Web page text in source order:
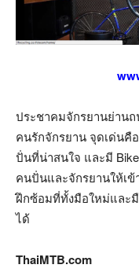
ประชาคมจักรยานย่าน
คนรักจักรยาน จุดเด่นคื
ปั่นที่น่าสนใจ และมี
คนปั่นและจักรยานให้เข้
ฝึกซ้อมที่ทั้งมือใหม่และ
ได้
ThaiMTB.com